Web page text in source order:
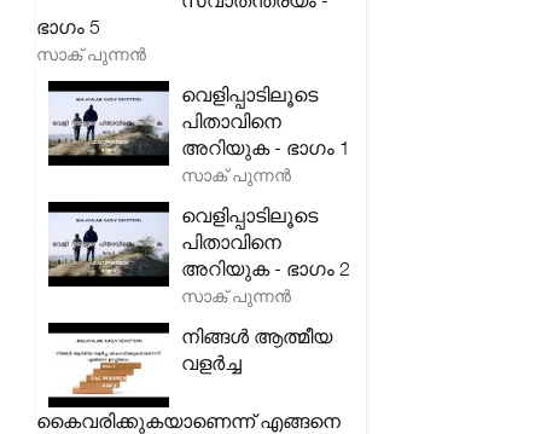
ഭാഗം 5
സാക് പുന്നൻ
വെളിപ്പാടിലൂടെ
പിതാവിനെ
അറിയുക - ഭാഗം 1
സാക് പുന്നൻ
വെളിപ്പാടിലൂടെ
പിതാവിനെ
അറിയുക - ഭാഗം 2
സാക് പുന്നൻ
നിങ്ങൾ ആത്മീയ
വളർച്ച
കൈവരിക്കുകയാണെന്ന് എങ്ങനെ